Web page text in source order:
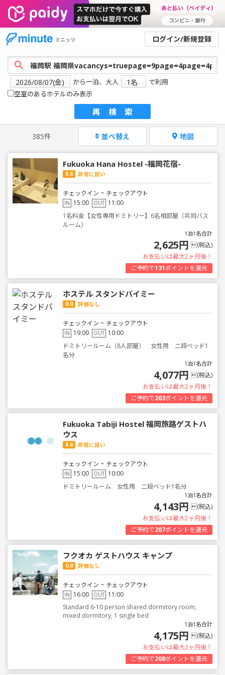
ミニッツ ログイン/新規登録
から一泊、大人
で利用
空室のあるホテルのみ表示
再検索
385件 並べ替え 地図
Fukuoka Hana Hostel -福岡花宿-
8.6 非常に良い
チェックイン ~ チェックアウト
IN 15:00 OUT 11:00
1名料金【女性専用ドミトリー】6名相部屋（共同バス
ルーム）
1泊1名合計
2,625円 (税込)
お支払いは最大2ヶ月後！
ご予約で131ポイントを還元
ホステル スタンドバイミー
0.0 評価なし
チェックイン ~ チェックアウト
IN 19:00 OUT 10:00
ドミトリールーム（8人部屋） 女性用 二段ベッド1
名分
1泊1名合計
4,077円 (税込)
お支払いは最大2ヶ月後！
ご予約で203ポイントを還元
Fukuoka Tabiji Hostel 福岡旅路ゲストハ
ウス
8.6 非常に良い
チェックイン ~ チェックアウト
IN 15:00 OUT 10:00
ドミトリールーム 女性用 二段ベッド1名分
1泊1名合計
4,143円 (税込)
お支払いは最大2ヶ月後！
ご予約で207ポイントを還元
フクオカ ゲストハウス キャンプ
0.0 評価なし
チェックイン ~ チェックアウト
IN 16:00 OUT 11:00
Standard 6-10 person shared dormitory room,
mixed dormitory, 1 single bed
1泊1名合計
4,175円 (税込)
お支払いは最大2ヶ月後！
ご予約で208ポイントを還元